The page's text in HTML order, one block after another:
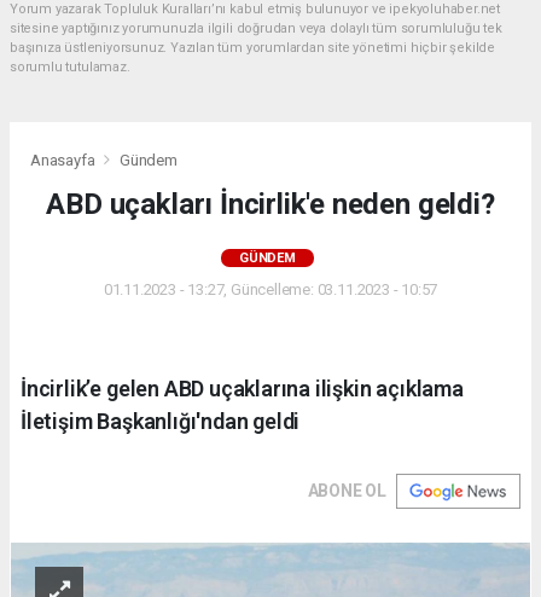
Yorum yazarak Topluluk Kuralları’nı kabul etmiş bulunuyor ve ipekyoluhaber.net
sitesine yaptığınız yorumunuzla ilgili doğrudan veya dolaylı tüm sorumluluğu tek
başınıza üstleniyorsunuz. Yazılan tüm yorumlardan site yönetimi hiçbir şekilde
sorumlu tutulamaz.
Anasayfa Gündem
ABD uçakları İncirlik'e neden geldi?
GÜNDEM
01.11.2023 - 13:27, Güncelleme: 03.11.2023 - 10:57
İncirlik’e gelen ABD uçaklarına ilişkin açıklama
İletişim Başkanlığı'ndan geldi
ABONE OL